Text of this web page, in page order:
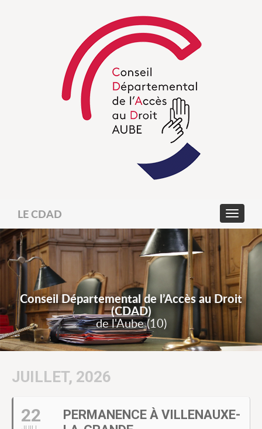
LE CDAD
Conseil Départemental de l’Accès au Droit
(CDAD)
de l'Aube (10)
JUILLET, 2026
22
PERMANENCE À VILLENAUXE-